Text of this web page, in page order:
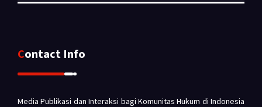
Contact Info
Media Publikasi dan Interaksi bagi Komunitas Hukum di Indonesia